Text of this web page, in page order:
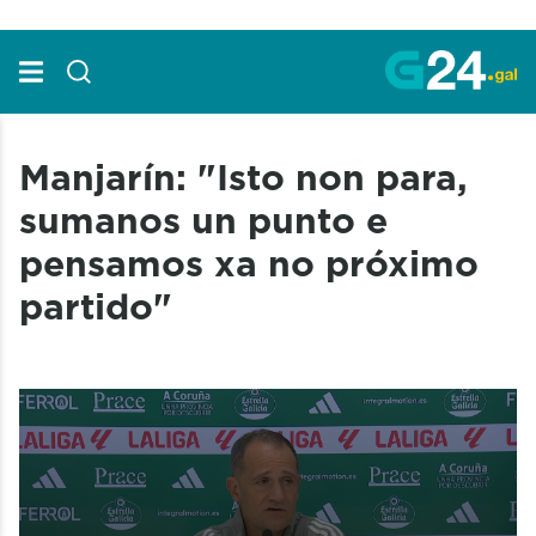
Manjarín: "Isto non para,
sumanos un punto e
pensamos xa no próximo
partido"